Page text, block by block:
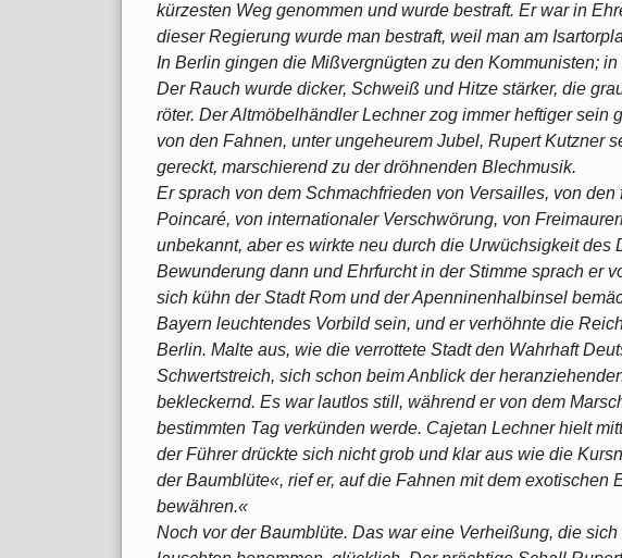
kürzesten Weg genommen und wurde bestraft. Er war in
dieser Regierung wurde man bestraft, weil man am
In Berlin gingen die Mißvergnügten zu den Kommunisten;
Der Rauch wurde dicker, Schweiß und Hitze stärker, die
röter. Der Altmöbelhändler Lechner zog immer heftiger
von den Fahnen, unter ungeheurem Jubel, Rupert Kutzner
gereckt, marschierend zu der dröhnenden Blechmusik.
Er sprach von dem Schmachfrieden von Versailles, von
Poincaré, von internationaler Verschwörung, von
unbekannt, aber es wirkte neu durch die Urwüchsigkeit des
Bewunderung dann und Ehrfurcht in der Stimme sprach er
sich kühn der Stadt Rom und der Apenninenhalbinsel
Bayern leuchtendes Vorbild sein, und er verhöhnte die
Berlin. Malte aus, wie die verrottete Stadt den Wahrhaft
Schwertstreich, sich schon beim Anblick der
bekleckernd. Es war lautlos still, während er von dem
bestimmten Tag verkünden werde. Cajetan Lechner hielt
der Führer drückte sich nicht grob und klar aus wie die
der Baumblüte«, rief er, auf die Fahnen mit dem
bewähren.«
Noch vor der Baumblüte. Das war eine Verheißung, die